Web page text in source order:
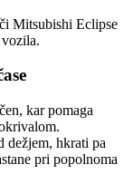
Mitsubishi Eclipse
vozila.
kar pomaga
dežjem, hkrati pa
pri popolnoma